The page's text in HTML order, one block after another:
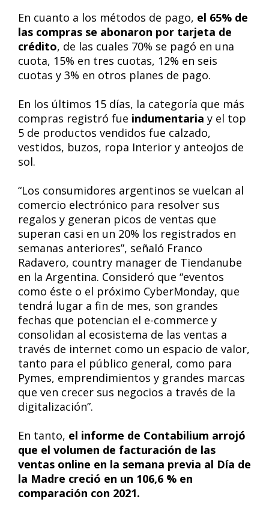
En cuanto a los métodos de pago, el 65% de
las compras se abonaron por tarjeta de
crédito, de las cuales 70% se pagó en una
cuota, 15% en tres cuotas, 12% en seis
cuotas y 3% en otros planes de pago.
En los últimos 15 días, la categoría que más
compras registró fue indumentaria y el top
5 de productos vendidos fue calzado,
vestidos, buzos, ropa Interior y anteojos de
sol.
“Los consumidores argentinos se vuelcan al
comercio electrónico para resolver sus
regalos y generan picos de ventas que
superan casi en un 20% los registrados en
semanas anteriores”, señaló Franco
Radavero, country manager de Tiendanube
en la Argentina. Consideró que “eventos
como éste o el próximo CyberMonday, que
tendrá lugar a fin de mes, son grandes
fechas que potencian el e-commerce y
consolidan al ecosistema de las ventas a
través de internet como un espacio de valor,
tanto para el público general, como para
Pymes, emprendimientos y grandes marcas
que ven crecer sus negocios a través de la
digitalización”.
En tanto, el informe de Contabilium arrojó
que el volumen de facturación de las
ventas online en la semana previa al Día de
la Madre creció en un 106,6 % en
comparación con 2021.